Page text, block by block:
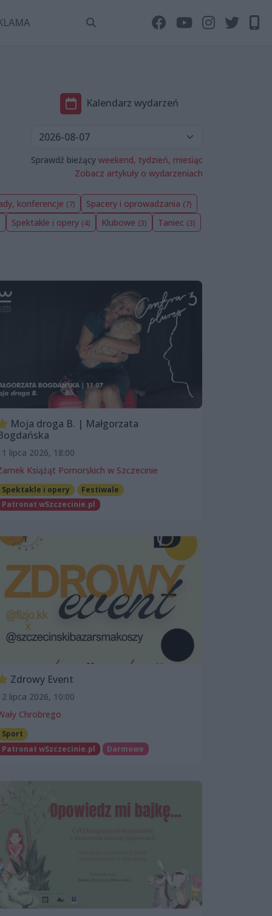
Kalendarz wydarzeń
Sprawdź bieżący weekend, tydzień, miesiąc
Zobacz artykuły o wydarzeniach
konferencje (7) Spacery i oprowadzania (7)
Spektakle i opery (4) Klubowe (3) Taniec (3)
Moja droga B. | Małgorzata
lipca 2026, 18:00
Książąt Pomorskich w Szczecinie
Spektakle i opery
Festiwale
Patronat wSzczecinie.pl
Zdrowy Event
lipca 2026, 10:00
Chrobrego
Sport
Patronat wSzczecinie.pl
Darmowe